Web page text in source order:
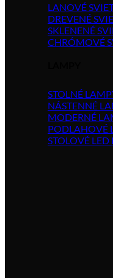
LANOVÉ
DREVENÉ
SKLENENÉ
CHRÓMOVÉ
STOLNÉ
NÁSTENNÉ
MODERNÉ
PODLAHOVÉ
STOLOVÉ